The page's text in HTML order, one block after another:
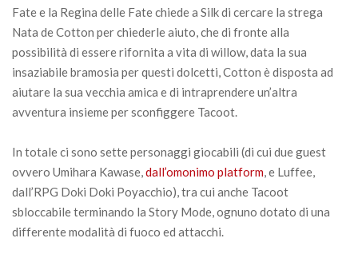
Fate e la Regina delle Fate chiede a Silk di cercare la strega
Nata de Cotton per chiederle aiuto, che di fronte alla
possibilità di essere rifornita a vita di willow, data la sua
insaziabile bramosia per questi dolcetti, Cotton è disposta ad
aiutare la sua vecchia amica e di intraprendere un’altra
avventura insieme per sconfiggere Tacoot.
In totale ci sono sette personaggi giocabili (di cui due guest
ovvero Umihara Kawase,dall’omonimo platform, e Luffee,
dall’RPG Doki Doki Poyacchio), tra cui anche Tacoot
sbloccabile terminando la Story Mode, ognuno dotato di una
differente modalità di fuoco ed attacchi.